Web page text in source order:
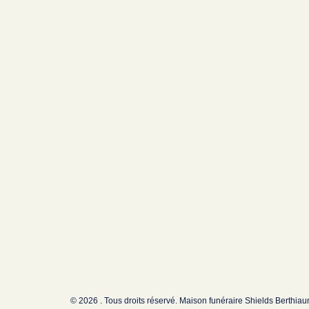
© 2026 . Tous droits réservé. Maison funéraire Shields